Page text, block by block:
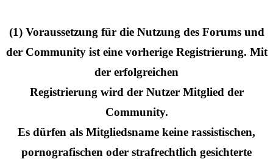
(1) Voraussetzung für die Nutzung des Forums und
der Community ist eine vorherige Registrierung. Mit
der erfolgreichen
Registrierung wird der Nutzer Mitglied der
Community.
Es dürfen als Mitgliedsname keine rassistischen,
pornografischen oder strafrechtlich gesichterte